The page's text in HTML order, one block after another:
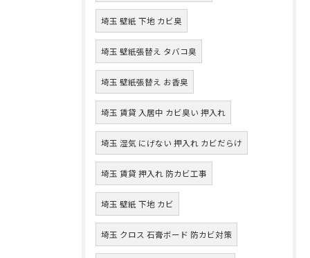
埼玉 壁紙 下地 カビ臭
埼玉 壁紙張替え タバコ臭
埼玉 壁紙張替え お香臭
埼玉 賃貸 入居中 カビ臭い 押入れ
埼玉 湿気 にげない 押入れ カビだらけ
埼玉 賃貸 押入れ 防カビ工事
埼玉 壁紙 下地 カビ
埼玉 クロス 石膏ボード 防カビ対策